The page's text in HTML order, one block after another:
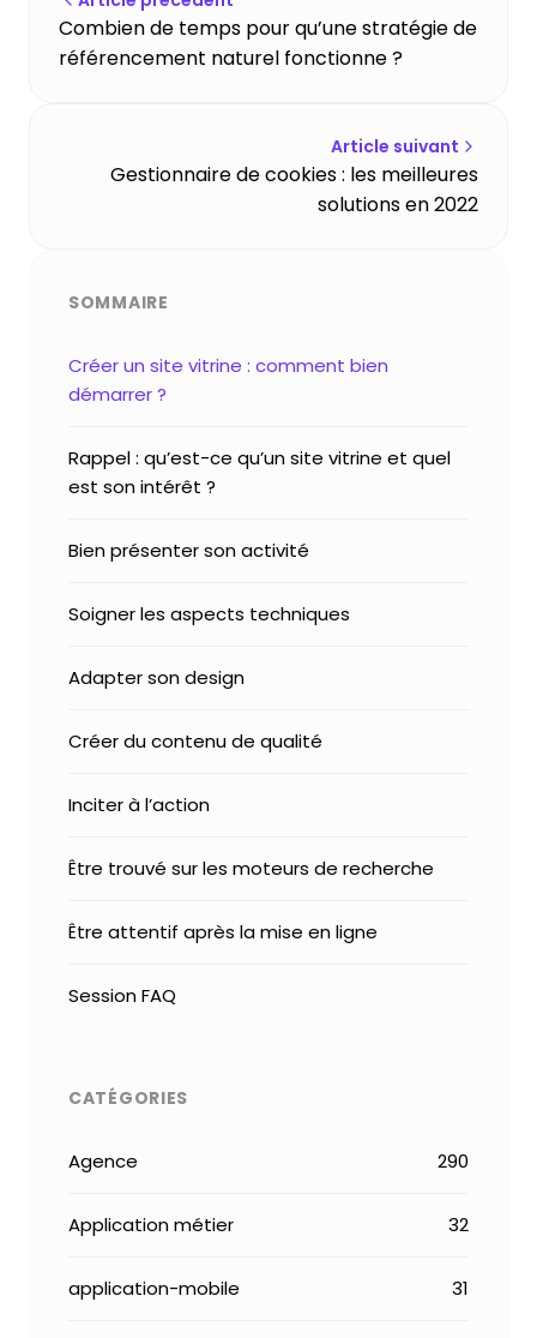
Combien de temps pour qu’une stratégie de
référencement naturel fonctionne ?
Article suivant
Gestionnaire de cookies : les meilleures
solutions en 2022
SOMMAIRE
Créer un site vitrine : comment bien
démarrer ?
Rappel : qu’est-ce qu’un site vitrine et quel
est son intérêt ?
Bien présenter son activité
Soigner les aspects techniques
Adapter son design
Créer du contenu de qualité
Inciter à l’action
Être trouvé sur les moteurs de recherche
Être attentif après la mise en ligne
Session FAQ
CATÉGORIES
Agence 290
Application métier 32
application-mobile 31